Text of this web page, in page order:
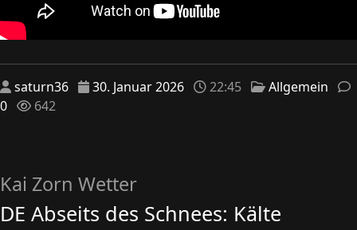
saturn36 30. Januar 2026 22:45
Allgemein
0
642
Kai Zorn Wetter
DE Abseits des Schnees: Kälte